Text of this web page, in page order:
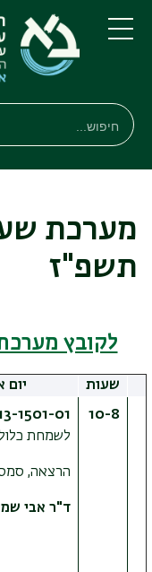
תפריט
חיפוש
חיפוש
מערכת
תשפ"ז
לקובץ
שעות יום
10-8
1501-01
לשמחת
הרצאה,
ד"ר אבי